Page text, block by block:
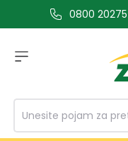
glavni sadržaj0800 20275